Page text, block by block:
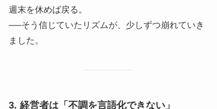
週末を休めば戻る。
──そう信じていたリズムが、少しずつ崩れていき
ました。
3. 経営者は「不調を言語化できない」